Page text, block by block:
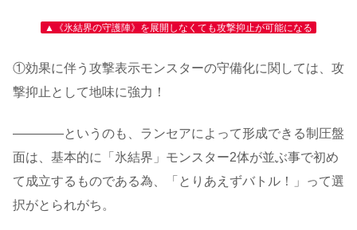
▲《氷結界の守護陣》を展開しなくても攻撃抑止が可能になる
①効果に伴う攻撃表示モンスターの守備化に関しては、攻
撃抑止として地味に強力！
――――というのも、ランセアによって形成できる制圧盤
面は、基本的に「氷結界」モンスター2体が並ぶ事で初め
て成立するものである為、「とりあえずバトル！」って選
択がとられがち。